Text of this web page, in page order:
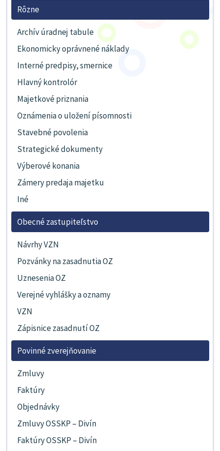
Rôzne
Archív úradnej tabule
Ekonomicky oprávnené náklady
Interné predpisy, smernice
Hlavný kontrolór
Majetkové priznania
Oznámenia o uložení písomnosti
Stavebné povolenia
Strategické dokumenty
Výberové konania
Zámery predaja majetku
Iné
Obecné zastupiteľstvo
Návrhy VZN
Pozvánky na zasadnutia OZ
Uznesenia OZ
Verejné vyhlášky a oznamy
VZN
Zápisnice zasadnutí OZ
Povinné zverejňovanie
Zmluvy
Faktúry
Objednávky
Zmluvy OSSKP – Divín
Faktúry OSSKP – Divín